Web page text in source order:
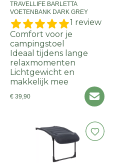
TRAVELLIFE BARLETTA
VOETENBANK DARK GREY
1 review
Comfort voor je
campingstoel
Ideaal tijdens lange
relaxmomenten
Lichtgewicht en
makkelijk mee
€ 39,90